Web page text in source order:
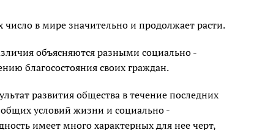
в мире значительно и продолжает расти.
объясняются разными социально -
благосостояния своих граждан.
развития общества в течение последних
условий жизни и социально -
имеет много характерных для нее черт,